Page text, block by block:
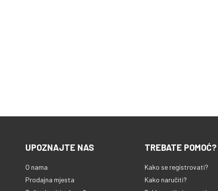
UPOZNAJTE NAS
O nama
Prodajna mjesta
TREBATE POMOĆ?
Kako se registrovati?
Kako naručiti?